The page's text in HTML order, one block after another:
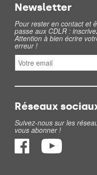
Newsletter
Pour rester en contact et
passe aux CDLR :
Attention à bien écrire
erreur !
Réseaux
Suivez-nous sur les
vous abonner !